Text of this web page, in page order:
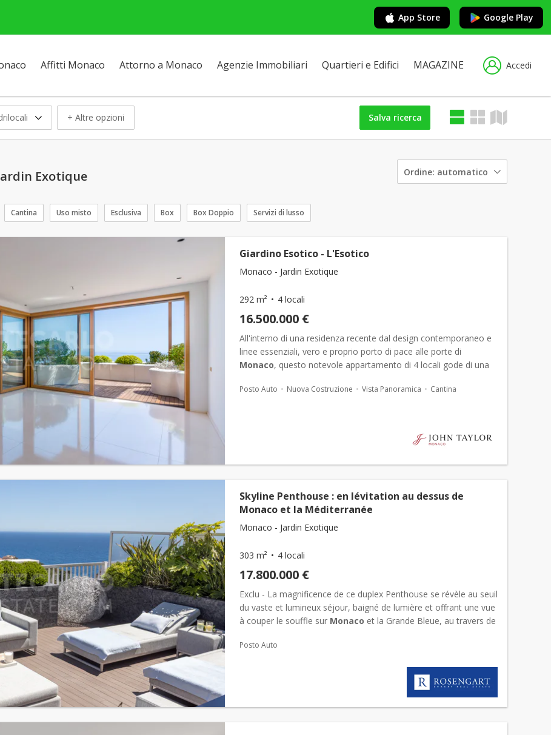
App Store Google Play
Affitti Monaco Attorno a Monaco Agenzie Immobiliari Quartieri e Edifici MAGAZINE Accedi
+ Altre opzioni
Ordine: automatico
Salva ricerca
Exotique
Cantina Uso misto Esclusiva Box Box Doppio Servizi di lusso
Giardino Esotico - L'Esotico
Monaco - Jardin Exotique
292 m² 4 locali
16.500.000 €
All'interno di una residenza recente dal design contemporaneo e
linee essenziali, vero e proprio porto di pace alle porte di
Monaco, questo notevole appartamento di 4 locali gode di una
Posto Auto Nuova Costruzione Vista Panoramica Cantina
Skyline Penthouse : en lévitation au dessus de
Monaco et la Méditerranée
Monaco - Jardin Exotique
303 m² 4 locali
17.800.000 €
Exclu - La magnificence de ce duplex Penthouse se révèle au seuil
du vaste et lumineux séjour, baigné de lumière et offrant une vue
à couper le souffle sur Monaco et la Grande Bleue, au travers de
Posto Auto